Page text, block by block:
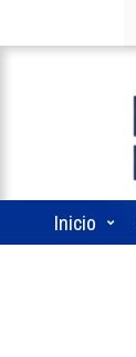
Inicio